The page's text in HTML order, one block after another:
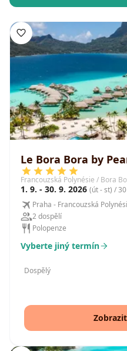
Le Bora Bora by
Francouzská Polynésie / Bora
1. 9. - 30. 9. 2026 (út - st) /
Praha - Francouzská
2 dospělí
Polopenze
Vyberte jiný termín
Dospělý